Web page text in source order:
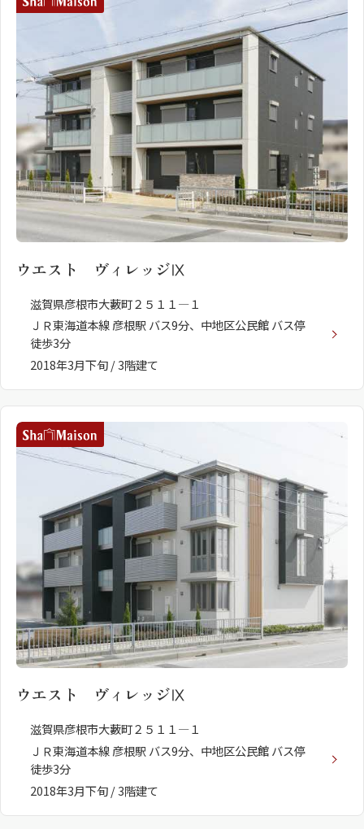
ウエスト ヴィレッジⅨ
滋賀県彦根市大藪町２５１１―１
ＪＲ東海道本線 彦根駅 バス9分、中地区公民館 バス停
徒歩3分
2018年3月下旬 / 3階建て
ウエスト ヴィレッジⅨ
滋賀県彦根市大藪町２５１１―１
ＪＲ東海道本線 彦根駅 バス9分、中地区公民館 バス停
徒歩3分
2018年3月下旬 / 3階建て